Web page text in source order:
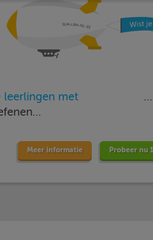
leerlingen met
…
Meer informatie Probeer nu